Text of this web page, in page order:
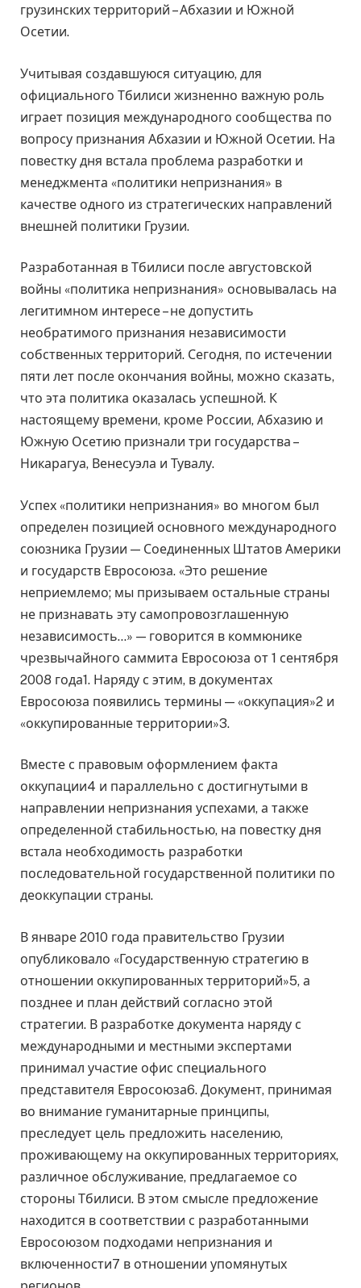
грузинских территорий – Абхазии и Южной
Осетии.
Учитывая создавшуюся ситуацию, для
официального Тбилиси жизненно важную роль
играет позиция международного сообщества по
вопросу признания Абхазии и Южной Осетии. На
повестку дня встала проблема разработки и
менеджмента «политики непризнания» в
качестве одного из стратегических направлений
внешней политики Грузии.
Разработанная в Тбилиси после августовской
войны «политика непризнания» основывалась на
легитимном интересе – не допустить
необратимого признания независимости
собственных территорий. Сегодня, по истечении
пяти лет после окончания войны, можно сказать,
что эта политика оказалась успешной. К
настоящему времени, кроме России, Абхазию и
Южную Осетию признали три государства –
Никарагуа, Венесуэла и Тувалу.
Успех «политики непризнания» во многом был
определен позицией основного международного
союзника Грузии — Соединенных Штатов Америки
и государств Евросоюза. «Это решение
неприемлемо; мы призываем остальные страны
не признавать эту самопровозглашенную
независимость…» — говорится в коммюнике
чрезвычайного саммита Евросоюза от 1 сентября
2008 года1. Наряду с этим, в документах
Евросоюза появились термины — «оккупация»2 и
«оккупированные территории»3.
Вместе с правовым оформлением факта
оккупации4 и параллельно с достигнутыми в
направлении непризнания успехами, а также
определенной стабильностью, на повестку дня
встала необходимость разработки
последовательной государственной политики по
деоккупации страны.
В январе 2010 года правительство Грузии
опубликовало «Государственную стратегию в
отношении оккупированных территорий»5, а
позднее и план действий согласно этой
стратегии. В разработке документа наряду с
международными и местными экспертами
принимал участие офис специального
представителя Евросоюза6. Документ, принимая
во внимание гуманитарные принципы,
преследует цель предложить населению,
проживающему на оккупированных территориях,
различное обслуживание, предлагаемое со
стороны Тбилиси. В этом смысле предложение
находится в соответствии с разработанными
Евросоюзом подходами непризнания и
включенности7 в отношении упомянутых